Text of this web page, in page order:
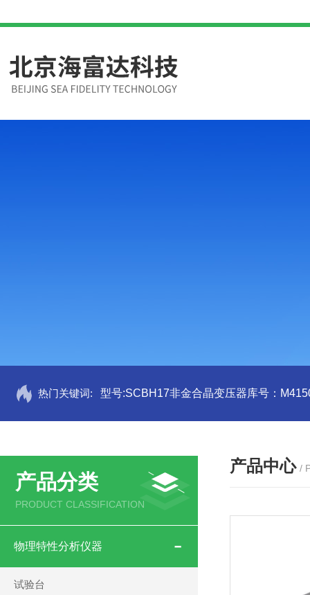
热门关键词: 型号:SCBH17非金合晶变压器库号：
产品分类
PRODUCT CLASSIFICATION
物理特性分析仪器
试验台
产品中心 /